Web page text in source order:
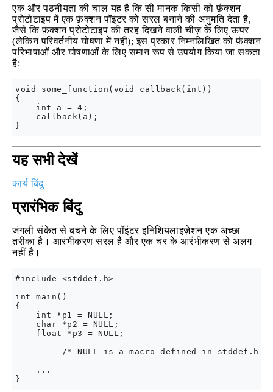
एक और पठनीयता की चाल यह है कि सी मानक किसी को फ़ंक्शन
प्रोटोटाइप में एक फ़ंक्शन पॉइंटर को सरल बनाने की अनुमति देता है,
जैसे कि फ़ंक्शन प्रोटोटाइप की तरह दिखने वाली चीज़ के लिए ऊपर
(लेकिन परिवर्तनीय घोषणा में नहीं); इस प्रकार निम्नलिखित को फ़ंक्शन
परिभाषाओं और घोषणाओं के लिए समान रूप से उपयोग किया जा सकता
है:
void some_function(void callback(int))
{
    int a = 4;
    callback(a);
यह सभी देखें
कार्य बिंदु
प्रारंभिक बिंदु
जंगली संकेत से बचने के लिए पॉइंटर इनिशियलाइज़ेशन एक अच्छा
तरीका है। आरंभीकरण सरल है और एक चर के आरंभीकरण से अलग
नहीं है।
#include <stddef.h>
int main()
{
    int *p1 = NULL;
    char *p2 = NULL;
    float *p3 = NULL;
/* NULL is a macro defined in stddef.h,
    ...